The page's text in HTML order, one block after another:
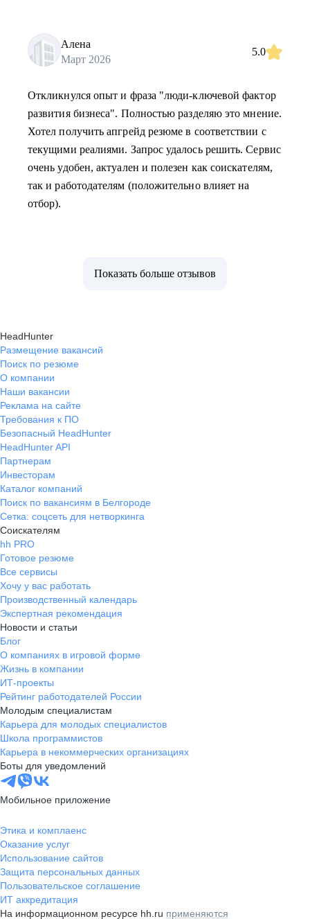
Алена
Март 2026
5.0
Откликнулся опыт и фраза "люди-ключевой фактор
развития бизнеса". Полностью разделяю это мнение.
Хотел получить апгрейд резюме в соответствии с
текущими реалиями. Запрос удалось решить. Сервис
очень удобен, актуален и полезен как соискателям,
так и работодателям (положительно влияет на
отбор).
Показать больше отзывов
HeadHunter
Размещение вакансий
Поиск по резюме
О компании
Наши вакансии
Реклама на сайте
Требования к ПО
Безопасный HeadHunter
HeadHunter API
Партнерам
Инвесторам
Каталог компаний
Поиск по вакансиям в Белгороде
Сетка: соцсеть для нетворкинга
Соискателям
hh PRO
Готовое резюме
Все сервисы
Хочу у вас работать
Производственный календарь
Экспертная рекомендация
Новости и статьи
Блог
О компаниях в игровой форме
Жизнь в компании
ИТ-проекты
Рейтинг работодателей России
Молодым специалистам
Карьера для молодых специалистов
Школа программистов
Карьера в некоммерческих организациях
Боты для уведомлений
Мобильное приложение
Этика и комплаенс
Оказание услуг
Использование сайтов
Защита персональных данных
Пользовательское соглашение
ИТ аккредитация
На информационном ресурсе hh.ru применяются